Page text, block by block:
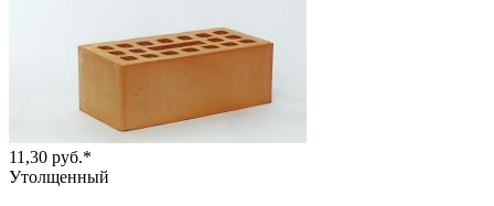
11,30 руб.*
Утолщенный